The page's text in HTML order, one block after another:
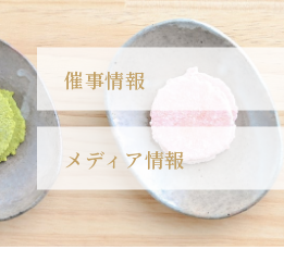
催事情報
メディア情報